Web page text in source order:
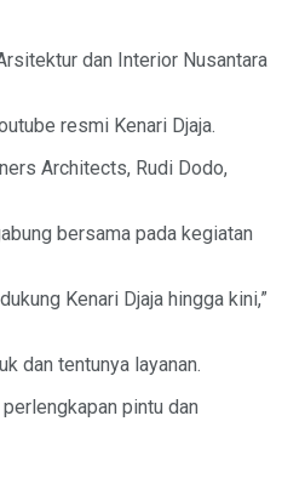
dan Interior Nusantara
resmi Kenari Djaja.
Architects, Rudi Dodo,
bersama pada kegiatan
Kenari Djaja hingga kini,”
dan tentunya layanan.
pintu dan